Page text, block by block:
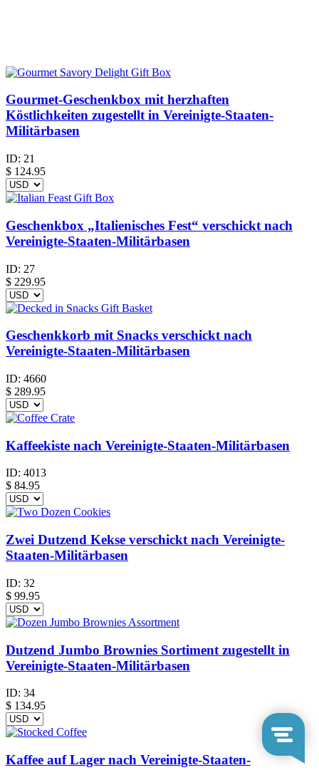
Gourmet-Geschenkbox mit herzhaften
Köstlichkeiten zugestellt in Vereinigte-Staaten-
Militärbasen
ID: 21
$ 124.95
Geschenkbox „Italienisches Fest“ verschickt nach
Vereinigte-Staaten-Militärbasen
ID: 27
$ 229.95
Geschenkkorb mit Snacks verschickt nach
Vereinigte-Staaten-Militärbasen
ID: 4660
$ 289.95
Kaffeekiste nach Vereinigte-Staaten-Militärbasen
ID: 4013
$ 84.95
Zwei Dutzend Kekse verschickt nach Vereinigte-
Staaten-Militärbasen
ID: 32
$ 99.95
Dutzend Jumbo Brownies Sortiment zugestellt in
Vereinigte-Staaten-Militärbasen
ID: 34
$ 134.95
Kaffee auf Lager nach Vereinigte-Staaten-